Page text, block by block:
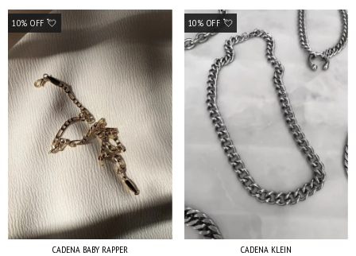
10% OFF 💘
CADENA BABY RAPPER
10% OFF 💘
CADENA KLEIN